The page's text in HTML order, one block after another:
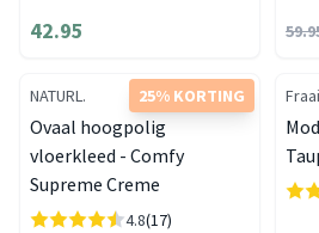
42.95
25% KORTING
NATURL.
Ovaal hoogpolig
vloerkleed - Comfy
Supreme Creme
4.8(17)
Fraai